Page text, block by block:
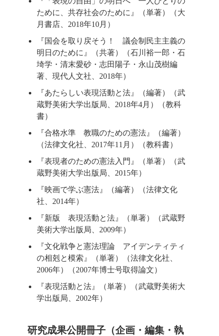
ために、共存社会のために』（単著）（大
月書店、2018年10月）
『国会を取り戻そう！ 議会制民主主義の
明日のために』（共著）（石川裕一郎・石
埼学・清末愛砂・志田陽子・永山茂樹編
著、現代人文社、2018年）
『あたらしい表現活動と法』（編著）（武
蔵野美術大学出版局、2018年4月）（教科
書）
『合格水準 教職のための憲法』（編著）
（法律文化社、2017年11月）（教科書）
『表現者のための憲法入門』（単著）（武
蔵野美術大学出版局、2015年）
『映画で学ぶ憲法』（編著）（法律文化
社、2014年）
『新版 表現活動と法』（単著）（武蔵野
美術大学出版局、2009年）
『文化戦争と憲法理論 アイデンティティ
の相剋と模索』（単著）（法律文化社、
2006年）（2007年博士号取得論文）
『表現活動と法』（単著）（武蔵野美術大
学出版局、2002年）
研究成果公開冊子（企画・編集・執